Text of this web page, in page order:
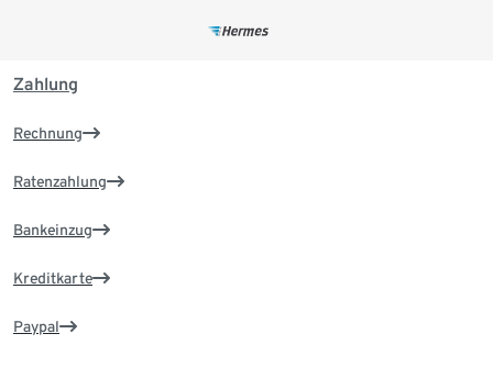
Zahlung
Rechnung
Ratenzahlung
Bankeinzug
Kreditkarte
Paypal